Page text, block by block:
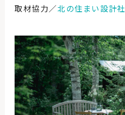
取材協力／北の住まい設計社